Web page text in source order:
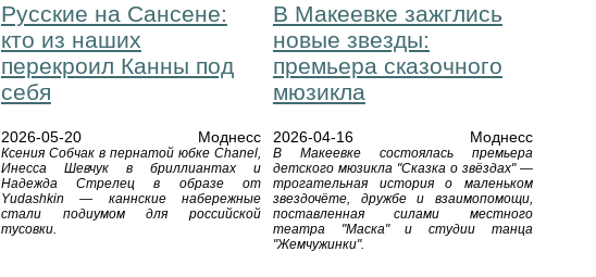
Русские на Сансене:
кто из наших
перекроил Канны под
себя
2026-05-20 Моднесс
Ксения Собчак в пернатой юбке Chanel,
Инесса Шевчук в бриллиантах и
Надежда Стрелец в образе от
Yudashkin — каннские набережные
стали подиумом для российской
тусовки.
В Макеевке зажглись
новые звезды:
премьера сказочного
мюзикла
2026-04-16 Моднесс
В Макеевке состоялась премьера
детского мюзикла "Сказка о звёздах" —
трогательная история о маленьком
звездочёте, дружбе и взаимопомощи,
поставленная силами местного
театра "Маска" и студии танца
"Жемчужинки".